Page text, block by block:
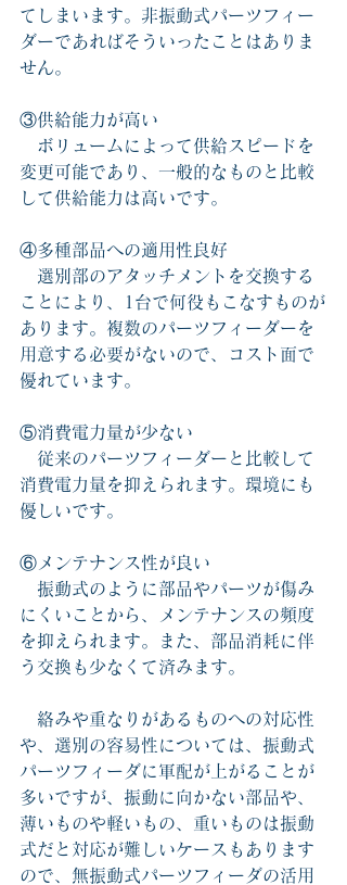
てしまいます。 非振動式パーツフィー
ダーであればそういったことはありま
せん。
③供給能力が高い
ボリュームによって供給スピードを
変更可能であり、一般的なものと比較
して供給能力は高いです。
④多種部品への適用性良好
選別部のアタッチメントを交換する
ことにより、1台で何役もこなすものが
あります。複数のパーツフィーダーを
用意する必要がないので、コスト面で
優れています。
⑤消費電力量が少ない
従来のパーツフィーダーと比較して
消費電力量を抑えられます。環境にも
優しいです。
⑥メンテナンス性が良い
振動式のように部品やパーツが傷み
にくいことから、メンテナンスの頻度
を抑えられます。また、部品消耗に伴
う交換も少なくて済みます。
絡みや重なりがあるものへの対応性
や、選別の容易性については、 振動式
パーツフィーダに軍配が上がることが
多いですが 、振動に向かない部品や、
薄いものや軽いもの、重いものは振動
式だと対応が難しいケースもあります
ので、 無振動式パーツフィーダの活用